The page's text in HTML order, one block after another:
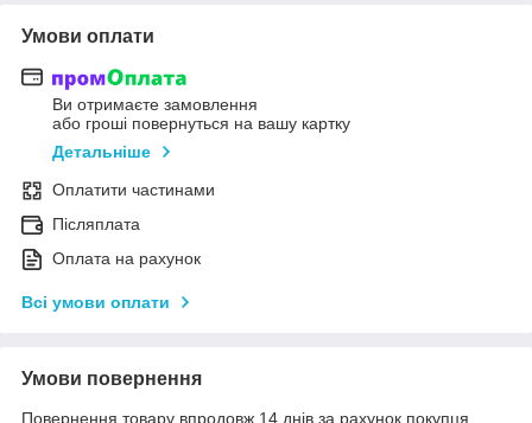
Умови оплати
Ви отримаєте замовлення
або гроші повернуться на вашу картку
Детальніше
Оплатити частинами
Післяплата
Оплата на рахунок
Всі умови оплати
Умови повернення
Повернення товару впродовж 14 днів за рахунок покупця